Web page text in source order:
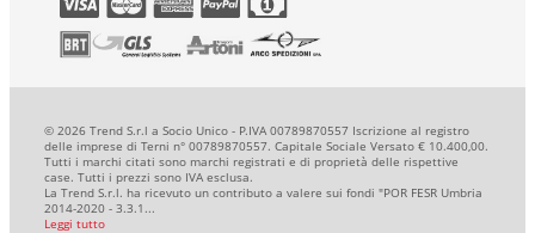
© 2026 Trend S.r.l a Socio Unico - P.IVA 00789870557 Iscrizione al registro
delle imprese di Terni n° 00789870557. Capitale Sociale Versato € 10.400,00.
Tutti i marchi citati sono marchi registrati e di proprietà delle rispettive
case. Tutti i prezzi sono IVA esclusa.
La Trend S.r.l. ha ricevuto un contributo a valere sui fondi "POR FESR Umbria
2014-2020 - 3.3.1...
Leggi tutto